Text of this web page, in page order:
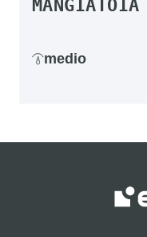
medio